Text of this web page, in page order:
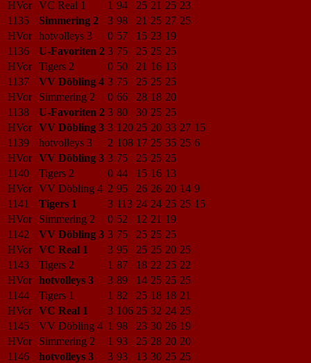
HVor VC Real 1 1 94 25 21 25 23
1135
Simmering 2 3 98 21 25 27 25
HVor hotvolleys 3 0 57 15 23 19
1136
U-Favoriten 2 3 75 25 25 25
HVor Tigers 2 0 50 21 16 13
1137
VV Döbling 4 3 75 25 25 25
HVor
Simmering 2 0 66 28 18 20
1138
U-Favoriten 2 3 80 30 25 25
HVor VV Döbling 3 3 120 25 20 33 27 15
1139
hotvolleys 3 2 108 17 25 35 25 6
HVor VV Döbling 3 3 75 25 25 25
1140
Tigers 2 0 44 15 16 13
HVor VV Döbling 4 2 95 26 26 20 14 9
1141
Tigers 1 3 113 24 24 25 25 15
HVor
Simmering 2 0 52 12 21 19
1142
VV Döbling 3 3 75 25 25 25
HVor VC Real 1 3 95 25 25 20 25
1143
Tigers 2 1 87 18 22 25 22
HVor hotvolleys 3 3 89 14 25 25 25
1144
Tigers 1 1 82 25 18 18 21
HVor VC Real 1 3 106 25 32 24 25
1145
VV Döbling 4 1 98 23 30 26 19
HVor
Simmering 2 1 93 25 28 20 20
1146
hotvolleys 3 3 93 13 30 25 25